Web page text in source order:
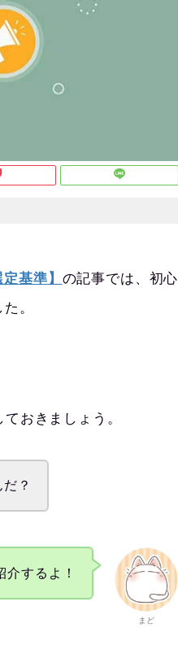
基準】 の記事では、初心
。
おきましょう。
？
まど
するよ！